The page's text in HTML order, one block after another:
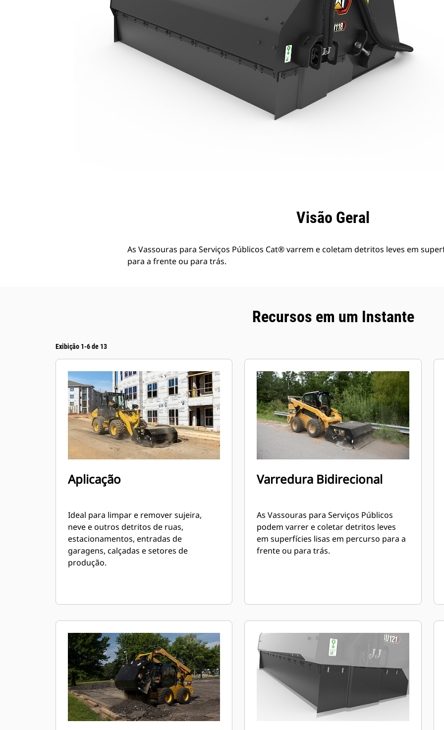
Visão Geral
As Vassouras para Serviços Públicos Cat® varrem e coletam detritos leves em
para a frente ou para trás.
Recursos em um Instante
Exibição 1-6 de 13
Aplicação
Ideal para limpar e remover sujeira,
neve e outros detritos de ruas,
estacionamentos, entradas de
garagens, calçadas e setores de
produção.
Varredura Bidirecional
As Vassouras para Serviços Públicos
podem varrer e coletar detritos leves
em superfícies lisas em percurso para a
frente ou para trás.